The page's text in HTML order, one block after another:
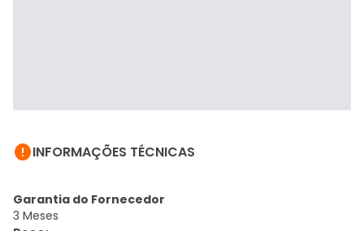
INFORMAÇÕES TÉCNICAS
Garantia do Fornecedor
3 Meses